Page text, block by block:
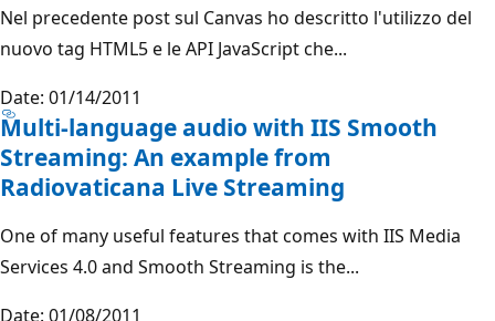
Nel precedente post sul Canvas ho descritto l'utilizzo del
nuovo tag HTML5 e le API JavaScript che...
Date: 01/14/2011
Multi-language audio with IIS Smooth
Streaming: An example from
Radiovaticana Live Streaming
One of many useful features that comes with IIS Media
Services 4.0 and Smooth Streaming is the...
Date: 01/08/2011